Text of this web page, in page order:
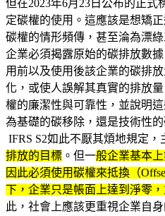
但在2023年6月23日公布的正
定碳權的使用。這應該是想矯
碳權的情形頻傳，甚至淪為漂綠
企業必須揭露原始的碳排放數
用前以及使用後該企業的碳排
化，或使人誤解其真實的排放
權的廉潔性與可靠性，並說明
為基礎的碳移除，還是技術性的
IFRS S2如此不厭其煩地規定，
排放的目標 。但一般企業基本
因此必須使用碳權來抵換（
下，企業只是帳面上達到淨零
此，社會上應該更重視企業自身